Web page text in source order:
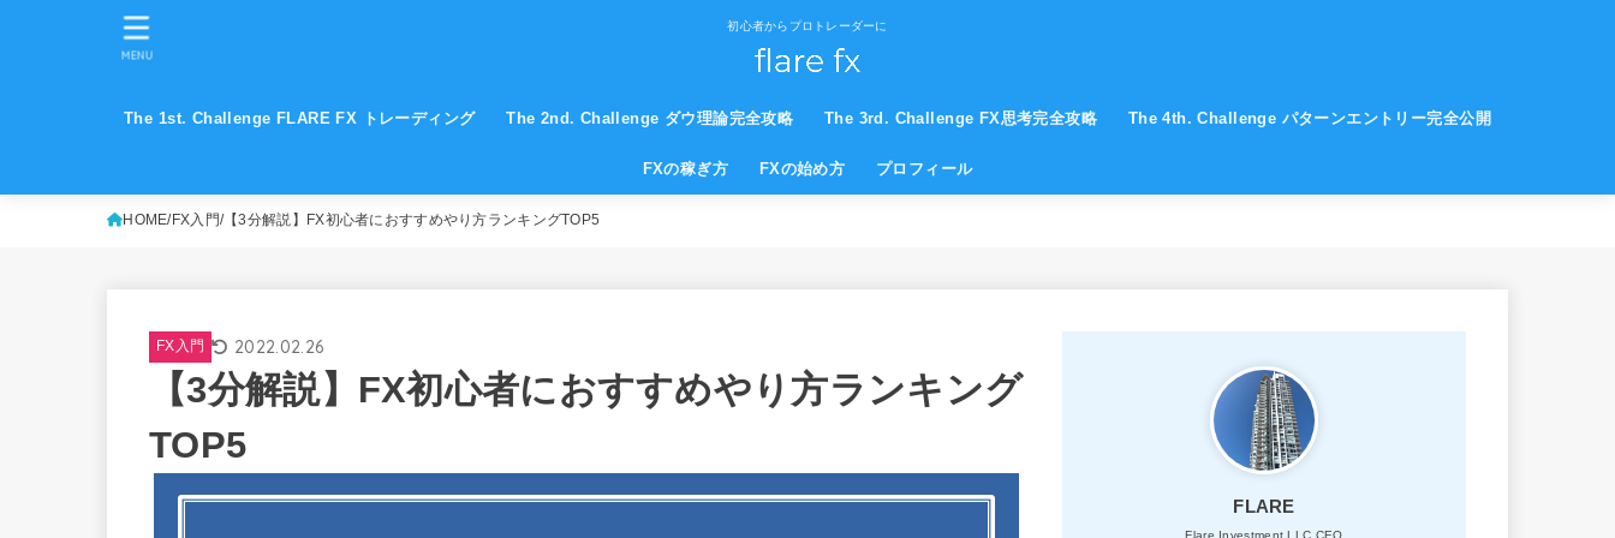
初心者からプロトレーダーに
The 1st. Challenge FLARE FX トレーディング The 2nd. Challenge ダウ理論完全攻略 The 3rd. Challenge FX思考完全攻略 The 4th. Challenge パターンエントリー完全公開
FXの稼ぎ方 FXの始め方 プロフィール
MENU
HOME FX入門 【3分解説】FX初心者におすすめやり方ランキングTOP5
FX入門 2022.02.26
【3分解説】FX初心者におすすめやり方ランキング
TOP5
FLARE